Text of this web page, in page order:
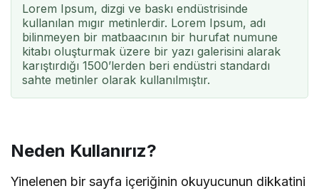
Lorem Ipsum, dizgi ve baskı endüstrisinde
kullanılan mıgır metinlerdir. Lorem Ipsum, adı
bilinmeyen bir matbaacının bir hurufat numune
kitabı oluşturmak üzere bir yazı galerisini alarak
karıştırdığı 1500’lerden beri endüstri standardı
sahte metinler olarak kullanılmıştır.
Neden Kullanırız?
Yinelenen bir sayfa içeriğinin okuyucunun dikkatini